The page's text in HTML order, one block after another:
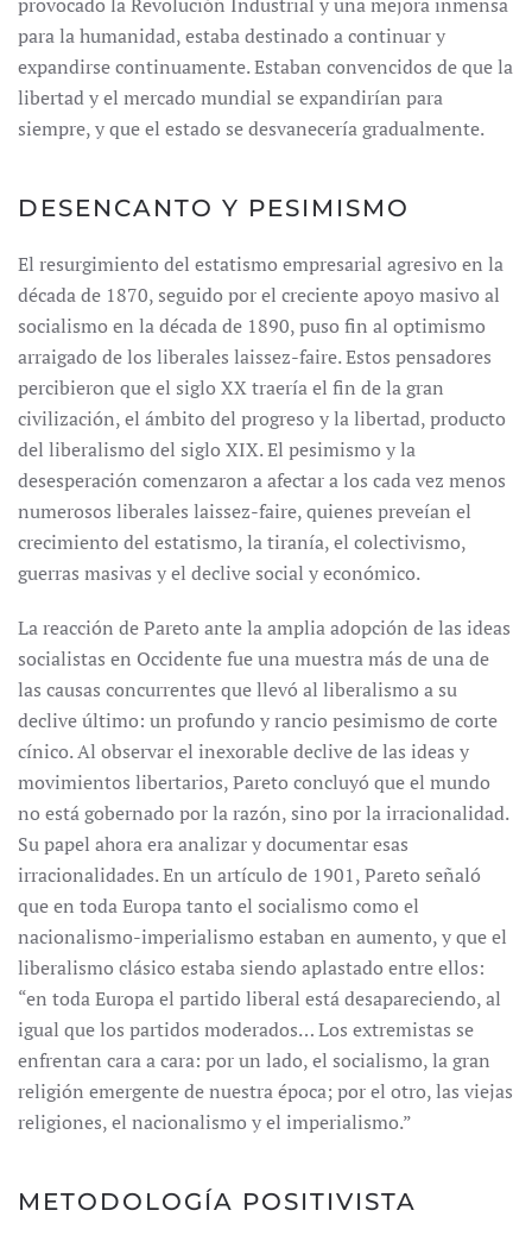
para la humanidad, estaba destinado a continuar y
expandirse continuamente. Estaban convencidos de que la
libertad y el mercado mundial se expandirían para
siempre, y que el estado se desvanecería gradualmente.
DESENCANTO Y PESIMISMO
El resurgimiento del estatismo empresarial agresivo en la
década de 1870, seguido por el creciente apoyo masivo al
socialismo en la década de 1890, puso fin al optimismo
arraigado de los liberales laissez-faire. Estos pensadores
percibieron que el siglo XX traería el fin de la gran
civilización, el ámbito del progreso y la libertad, producto
del liberalismo del siglo XIX. El pesimismo y la
desesperación comenzaron a afectar a los cada vez menos
numerosos liberales laissez-faire, quienes preveían el
crecimiento del estatismo, la tiranía, el colectivismo,
guerras masivas y el declive social y económico.
La reacción de Pareto ante la amplia adopción de las ideas
socialistas en Occidente fue una muestra más de una de
las causas concurrentes que llevó al liberalismo a su
declive último: un profundo y rancio pesimismo de corte
cínico. Al observar el inexorable declive de las ideas y
movimientos libertarios, Pareto concluyó que el mundo
no está gobernado por la razón, sino por la irracionalidad.
Su papel ahora era analizar y documentar esas
irracionalidades. En un artículo de 1901, Pareto señaló
que en toda Europa tanto el socialismo como el
nacionalismo-imperialismo estaban en aumento, y que el
liberalismo clásico estaba siendo aplastado entre ellos:
“en toda Europa el partido liberal está desapareciendo, al
igual que los partidos moderados… Los extremistas se
enfrentan cara a cara: por un lado, el socialismo, la gran
religión emergente de nuestra época; por el otro, las viejas
religiones, el nacionalismo y el imperialismo.”
METODOLOGÍA POSITIVISTA